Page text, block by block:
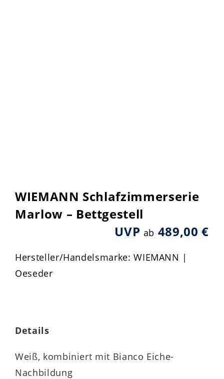
WIEMANN Schlafzimmerserie
Marlow – Bettgestell
UVP ab 489,00 €
Hersteller/Handelsmarke: WIEMANN |
Oeseder
Details
Weiß, kombiniert mit Bianco Eiche-
Nachbildung